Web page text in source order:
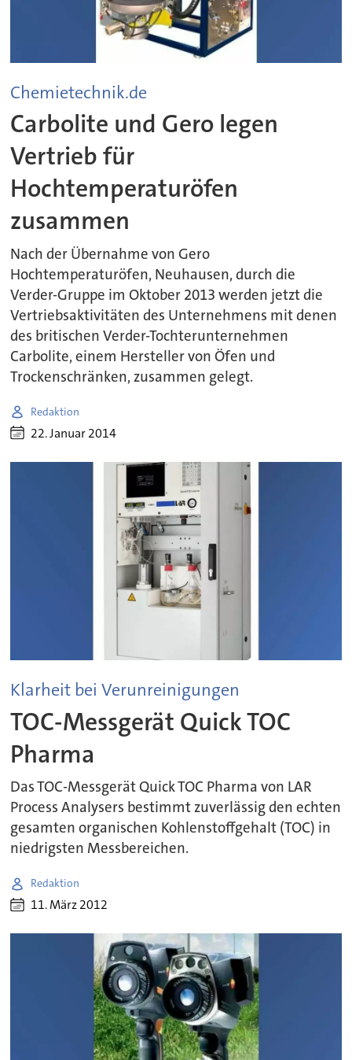
Chemietechnik.de
Carbolite und Gero legen
Vertrieb für
Hochtemperaturöfen
zusammen
Nach der Übernahme von Gero
Hochtemperaturöfen, Neuhausen, durch die
Verder-Gruppe im Oktober 2013 werden jetzt die
Vertriebsaktivitäten des Unternehmens mit denen
des britischen Verder-Tochterunternehmen
Carbolite, einem Hersteller von Öfen und
Trockenschränken, zusammen gelegt.
Redaktion
22. Januar 2014
Klarheit bei Verunreinigungen
TOC-Messgerät Quick TOC
Pharma
Das TOC-Messgerät Quick TOC Pharma von LAR
Process Analysers bestimmt zuverlässig den echten
gesamten organischen Kohlenstoffgehalt (TOC) in
niedrigsten Messbereichen.
Redaktion
11. März 2012